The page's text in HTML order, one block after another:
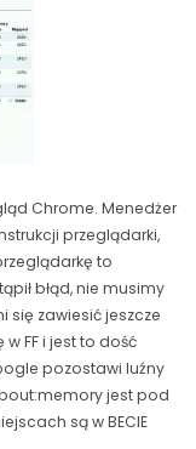
Chrome. Menedżer
przeglądarki,
to
błąd, nie musimy
się zawiesić jeszcze
FF i jest to dość
pozostawi luźny
jest pod
są w BECIE